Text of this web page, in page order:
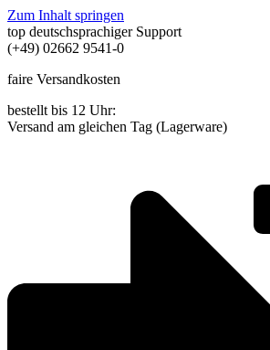
Zum Inhalt springen
top deutschsprachiger Support
(+49) 02662 9541-0
faire Versandkosten
bestellt bis 12 Uhr:
Versand am gleichen Tag (Lagerware)